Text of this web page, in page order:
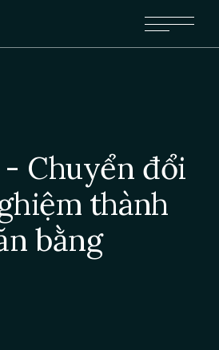
- Chuyển đổi
thành
bằng